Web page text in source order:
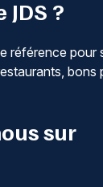
?
référence pour
bons
sur